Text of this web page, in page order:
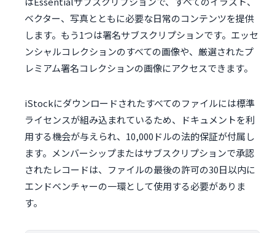
ベクター、写真とともに必要な日常のコンテンツを提供
します。もう1つは署名サブスクリプションです。エッセ
ンシャルコレクションのすべての画像や、厳選されたプ
レミアム署名コレクションの画像にアクセスできます。
iStockにダウンロードされたすべてのファイルには標準
ライセンスが組み込まれているため、ドキュメントを利
用する機会が与えられ、10,000ドルの法的保証が付属し
ます。メンバーシップまたはサブスクリプションで承認
されたレコードは、ファイルの最後の許可の30日以内に
エンドベンチャーの一環として使用する必要がありま
す。